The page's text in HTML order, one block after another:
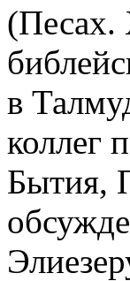
(Песах.
в
коллег
Бытия,